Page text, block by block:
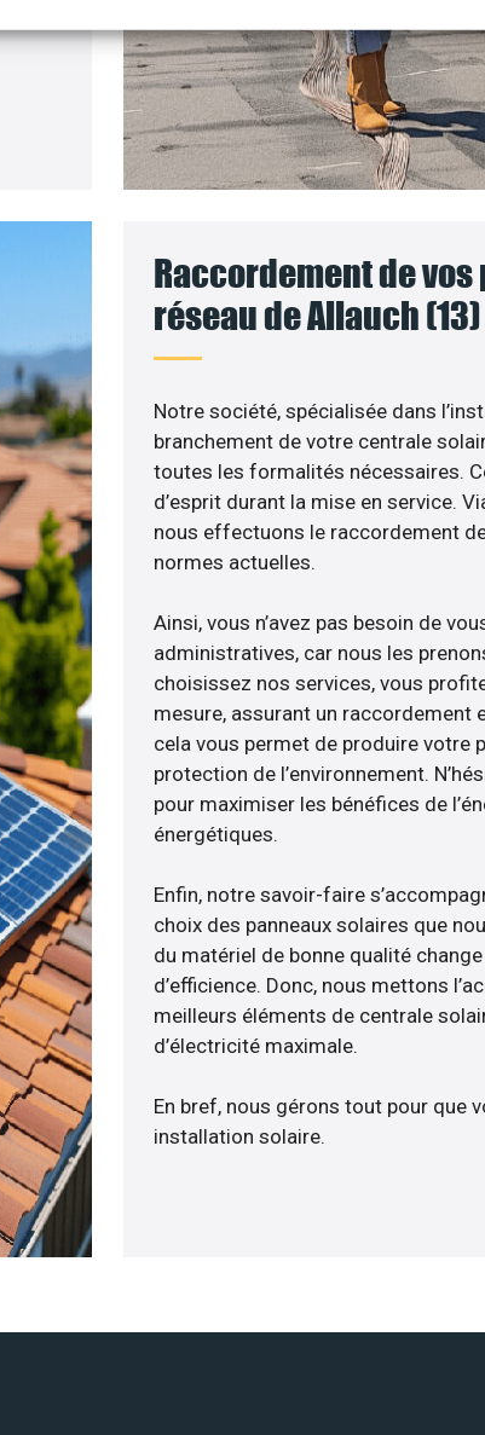
Raccordement de
réseau de Allauch (13)
Notre société, spécialisée dans
branchement de votre centrale
toutes les formalités nécessaires.
d’esprit durant la mise en service.
nous effectuons le raccordement
normes actuelles.
Ainsi, vous n’avez pas besoin de
administratives, car nous les
choisissez nos services, vous
mesure, assurant un raccordement
cela vous permet de produire votre
protection de l’environnement.
pour maximiser les bénéfices de
énergétiques.
Enfin, notre savoir-faire
choix des panneaux solaires que
du matériel de bonne qualité
d’efficience. Donc, nous mettons
meilleurs éléments de centrale
d’électricité maximale.
En bref, nous gérons tout pour que
installation solaire.